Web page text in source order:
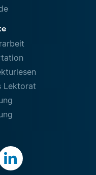
Lektorat